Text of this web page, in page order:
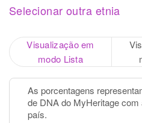
Selecionar outra etnia
Visualização em
modo Lista
As porcentagens
de DNA do MyHeritage
país.